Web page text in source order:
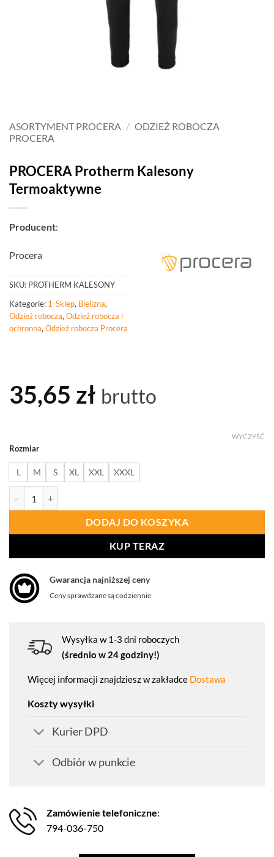
ASORTYMENT PROCERA / ODZIEŻ ROBOCZA
PROCERA
PROCERA Protherm Kalesony
Termoaktywne
Producent:
Procera
SKU: PROTHERM KALESONY
Kategorie: 1-Sklep, Bielizna,
Odzież robocza,Odzież robocza i
ochronna,Odzież robocza Procera
35,65 zł brutto
Rozmiar
L M S XL XXL XXXL
WYCZYŚĆ
DODAJ DO KOSZYKA
KUP TERAZ
Gwarancja najniższej ceny
Ceny sprawdzane są codziennie
Wysyłka w 1-3 dni roboczych
(średnio w 24 godziny!)
Więcej informacji znajdziesz w zakładce Dostawa
Koszty wysyłki
Kurier DPD
Odbiór w punkcie
Zamówienie telefoniczne:
794-036-750